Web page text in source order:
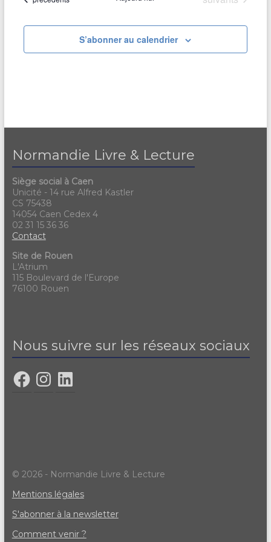
S’abonner au calendrier
Normandie Livre & Lecture
Siège social à Caen
Unicité - 14 rue Alfred Kastler
CS 75438
14054 Caen Cedex 4
02 31 15 36 36
Contact
Site de Rouen
L'Atrium
115 Boulevard de l'Europe
76100 Rouen
Nous suivre sur les réseaux sociaux
© 2026 - Normandie Livre & Lecture
Mentions légales
S'abonner à la newsletter
Comment venir ?